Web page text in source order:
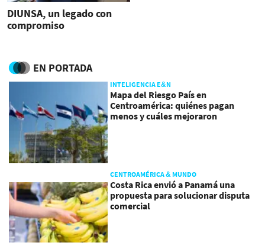
DIUNSA, un legado con
compromiso
EN PORTADA
INTELIGENCIA E&N
Mapa del Riesgo País en
Centroamérica: quiénes pagan
menos y cuáles mejoraron
CENTROAMÉRICA & MUNDO
Costa Rica envió a Panamá una
propuesta para solucionar disputa
comercial